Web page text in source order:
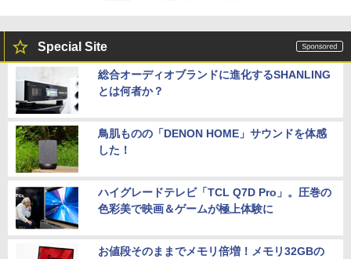
Special Site
総合オーディオブランドに進化するSHANLING
とは何者か？
鳥肌ものの「DENON HOME」サウンドを体感
した！
ハイグレードテレビ「TCL Q7D Pro」。圧巻の
色彩美で映画＆ゲームが極上体験に
お値段そのままでメモリ倍増！メモリ32GBの